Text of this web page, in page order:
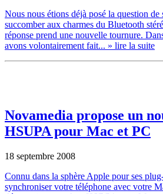
Nous nous étions déjà posé la question
succomber aux charmes du Bluetooth
réponse prend une nouvelle tournure.
avons volontairement fait... » lire la suite
Novamedia propose un
HSUPA pour Mac et PC
18 septembre 2008
Connu dans la sphère Apple pour ses
synchroniser votre téléphone avec votre